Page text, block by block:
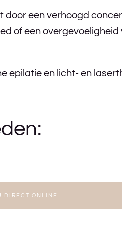
door een verhoogd
of een overgevoeligheid
epilatie en licht- en
DIRECT ONLINE